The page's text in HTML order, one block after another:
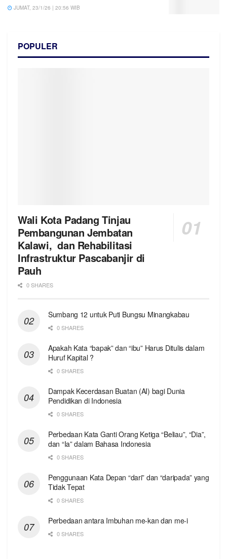
JUMAT, 23/1/26 | 20:56 WIB
POPULER
Wali Kota Padang Tinjau
Pembangunan Jembatan
Kalawi, dan Rehabilitasi
Infrastruktur Pascabanjir di
Pauh
0 SHARES
Sumbang 12 untuk Puti Bungsu Minangkabau
0 SHARES
Apakah Kata “bapak” dan “ibu” Harus Ditulis dalam
Huruf Kapital ?
0 SHARES
Dampak Kecerdasan Buatan (AI) bagi Dunia
Pendidikan di Indonesia
0 SHARES
Perbedaan Kata Ganti Orang Ketiga “Beliau”, “Dia”,
dan “Ia” dalam Bahasa Indonesia
0 SHARES
Penggunaan Kata Depan “dari” dan “daripada” yang
Tidak Tepat
0 SHARES
Perbedaan antara Imbuhan me-kan dan me-i
0 SHARES